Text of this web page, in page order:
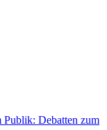
Publik: Debatten zum